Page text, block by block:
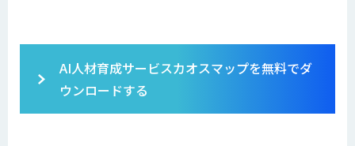
AI人材育成サービスカオスマップを無料でダ
ウンロードする